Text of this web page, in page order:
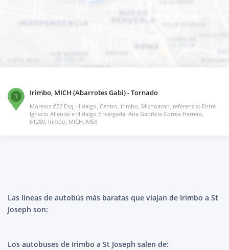
1 Irimbo, MICH (Abarrotes Gabi) - Tornado
Morelos #22 Esq. Hidalgo, Centro, Irimbo, Michoacan, referencia: Entre
Ignacio Allende e Hidalgo Encargada: Ana Gabriela Correa Herrera,
61280, Irimbo, MICH, MEX
Las líneas de autobús más baratas que viajan de Irimbo a St
Joseph son:
Los autobuses de Irimbo a St Joseph salen de: